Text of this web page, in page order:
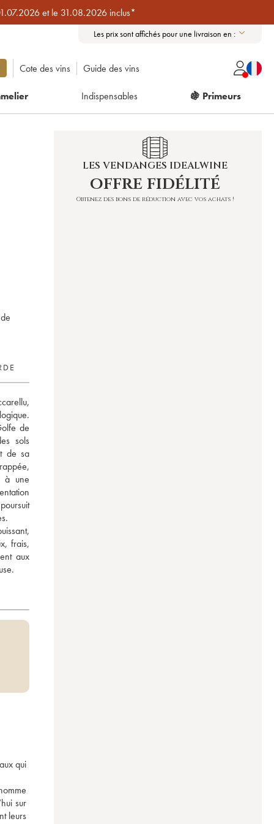
et le 31.08.2026 inclus*
Les prix sont affichés pour une livraison en :
Cote des vins Guide des vins
Indispensables 🍇 Primeurs
de
sols
de sa
à une
frais,
aux
qui
sur
leurs
LES VENDANGES IDEALWINE
offre fidélité
Obtenez des bons de réduction avec vos achats !